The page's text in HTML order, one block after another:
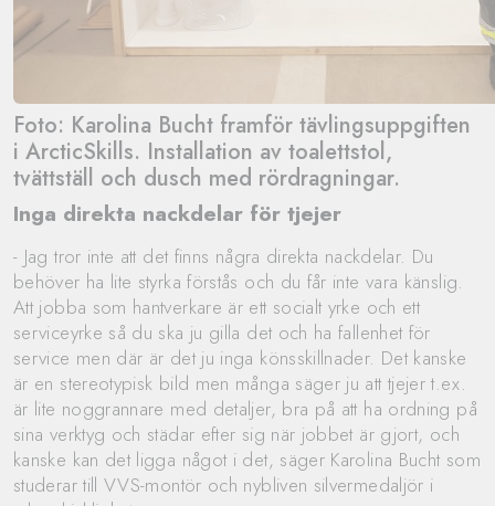
Foto: Karolina Bucht framför tävlingsuppgiften
i ArcticSkills. Installation av toalettstol,
tvättställ och dusch med rördragningar.
Inga direkta nackdelar för tjejer
- Jag tror inte att det finns några direkta nackdelar. Du
behöver ha lite styrka förstås och du får inte vara känslig.
Att jobba som hantverkare är ett socialt yrke och ett
serviceyrke så du ska ju gilla det och ha fallenhet för
service men där är det ju inga könsskillnader. Det kanske
är en stereotypisk bild men många säger ju att tjejer t.ex.
är lite noggrannare med detaljer, bra på att ha ordning på
sina verktyg och städar efter sig när jobbet är gjort, och
kanske kan det ligga något i det, säger Karolina Bucht som
studerar till VVS-montör och nybliven silvermedaljör i